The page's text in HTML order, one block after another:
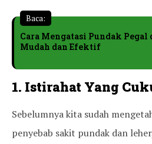
Baca:
Cara Mengatasi Pundak Pegal
Mudah dan Efektif
1. Istirahat Yang
Sebelumnya kita sudah
penyebab sakit pundak dan